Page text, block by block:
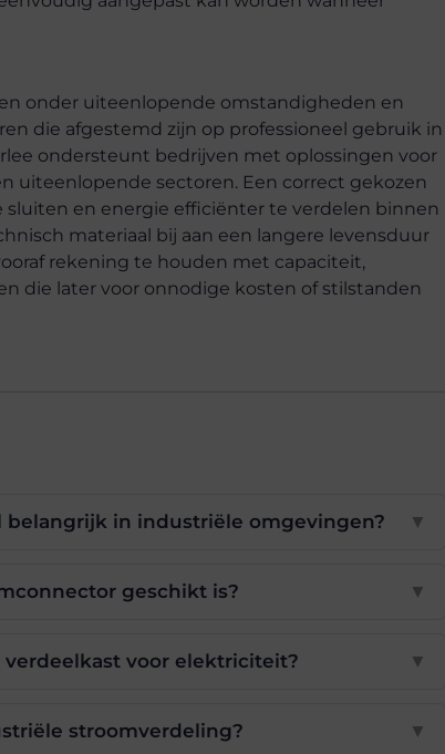
onder uiteenlopende omstandigheden en
die afgestemd zijn op professioneel gebruik in
ondersteunt bedrijven met oplossingen voor
uiteenlopende sectoren. Een correct gekozen
en energie efficiënter te verdelen binnen
materiaal bij aan een langere levensduur
rekening te houden met capaciteit,
die later voor onnodige kosten of stilstanden
belangrijk in industriële omgevingen? ▼
geschikt is? ▼
voor elektriciteit? ▼
stroomverdeling? ▼